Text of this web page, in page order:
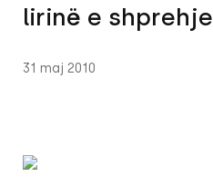
lirinë e
31 maj 2010